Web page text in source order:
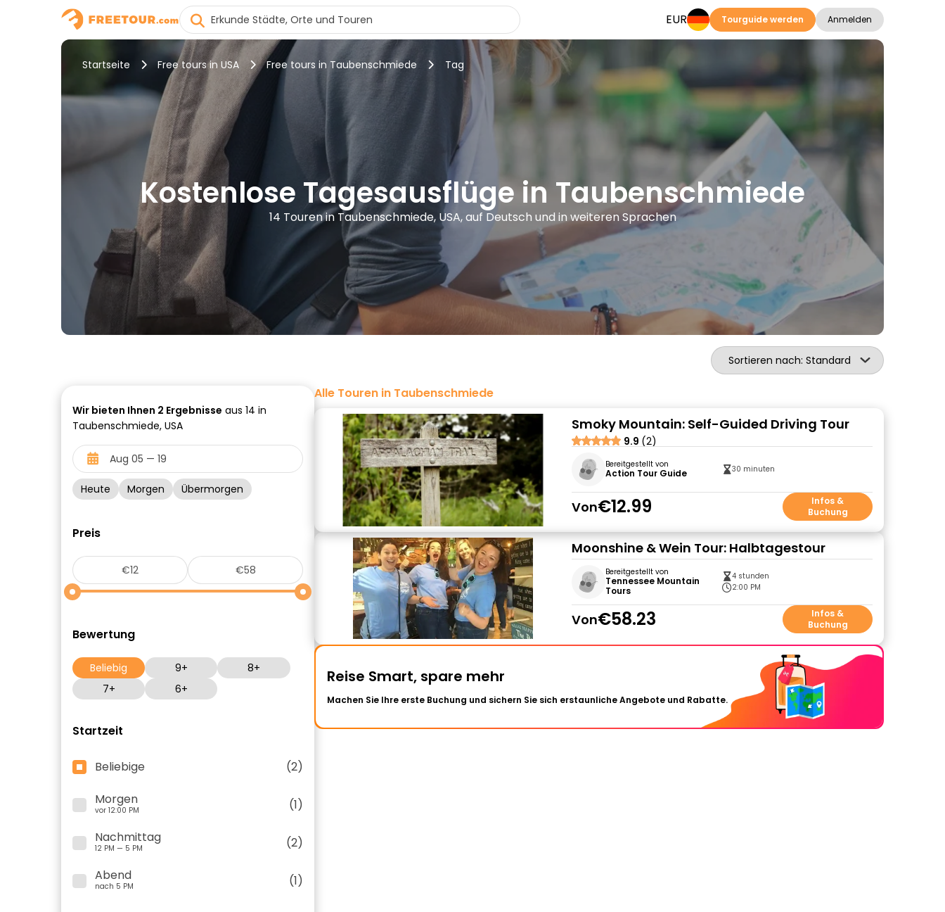
EUR Tourguide werden Anmelden
Startseite Free tours in USA Free tours in Taubenschmiede Tag
Kostenlose Tagesausflüge in Taubenschmiede
14 Touren in Taubenschmiede, USA, auf Deutsch und in weiteren Sprachen
Sortieren nach: Standard
Wir bieten Ihnen 2 Ergebnisse aus 14 in
Taubenschmiede, USA
Heute Morgen Übermorgen
Preis
Bewertung
Beliebig 9+
8+
7+
6+
Startzeit
Beliebige
(2)
Morgen
vor 12:00 PM
(1)
Nachmittag
12 PM — 5 PM
(2)
Abend
nach 5 PM (1)
Alle Touren in Taubenschmiede
Smoky Mountain: Self-Guided Driving Tour
9.9 (2)
Bereitgestellt von
Action Tour Guide 30 minuten
Von€12.99
Infos &
Buchung
Moonshine & Wein Tour: Halbtagestour
Bereitgestellt von
Tennessee Mountain
Tours
4 stunden
2:00 PM
Von€58.23
Infos &
Buchung
Reise Smart, spare mehr
Machen Sie Ihre erste Buchung und sichern Sie sich erstaunliche Angebote und Rabatte.